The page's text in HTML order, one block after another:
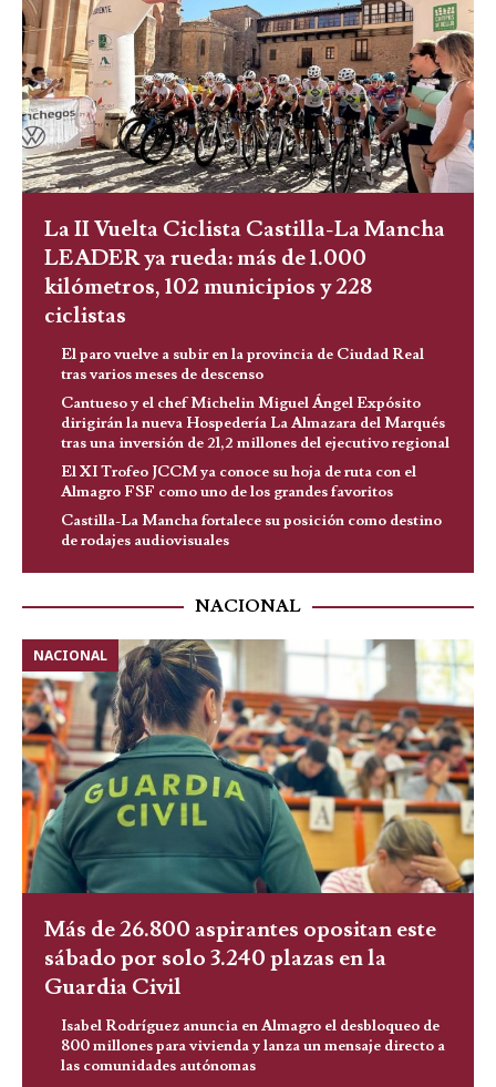
La II Vuelta Ciclista Castilla-La Mancha
LEADER ya rueda: más de 1.000
kilómetros, 102 municipios y 228
ciclistas
El paro vuelve a subir en la provincia de Ciudad Real
tras varios meses de descenso
Cantueso y el chef Michelin Miguel Ángel Expósito
dirigirán la nueva Hospedería La Almazara del Marqués
tras una inversión de 21,2 millones del ejecutivo regional
El XI Trofeo JCCM ya conoce su hoja de ruta con el
Almagro FSF como uno de los grandes favoritos
Castilla-La Mancha fortalece su posición como destino
de rodajes audiovisuales
NACIONAL
NACIONAL
Más de 26.800 aspirantes opositan este
sábado por solo 3.240 plazas en la
Guardia Civil
Isabel Rodríguez anuncia en Almagro el desbloqueo de
800 millones para vivienda y lanza un mensaje directo a
las comunidades autónomas